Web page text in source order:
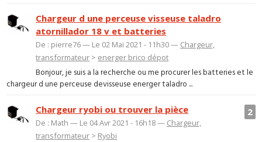
Chargeur d une perceuse visseuse taladro
atornillador 18 v et batteries
De : pierre76 — Le 02 Mai 2021 - 11h30 — Chargeur,
transformateur > energer brico dépot
Bonjour, je suis a la recherche ou me procurer les batteries et le
chargeur d une perceuse devisseuse energer taladro ...
2
Chargeur ryobi ou trouver la pièce
De : Math — Le 04 Avr 2021 - 16h18 — Chargeur,
transformateur > Ryobi